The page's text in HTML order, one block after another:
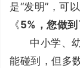
是“发明”，可
《5%，您做到
中小学、
能碰到，但多